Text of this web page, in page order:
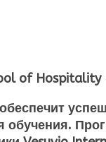
of
обучения.